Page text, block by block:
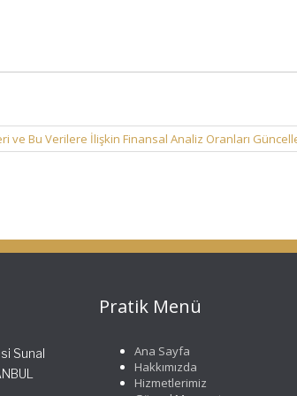
ve Bu Verilere İlişkin Finansal Analiz Oranları
Sunal
Pratik Menü
Ana Sayfa
Hakkımızda
Hizmetlerimiz